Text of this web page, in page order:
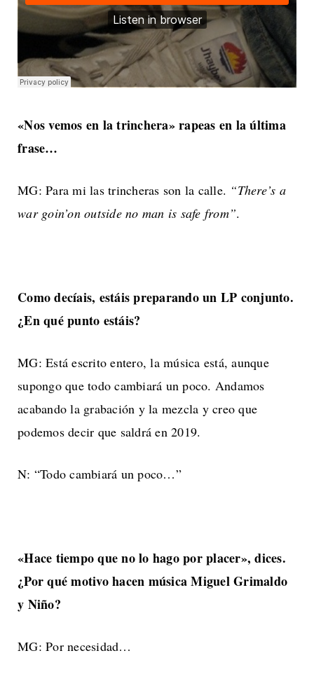
«Nos vemos en la trinchera» rapeas en la última
frase…
MG: Para mi las trincheras son la calle. “There’s a
war goin’on outside no man is safe from”.
Como decíais, estáis preparando un LP conjunto.
¿En qué punto estáis?
MG: Está escrito entero, la música está, aunque
supongo que todo cambiará un poco. Andamos
acabando la grabación y la mezcla y creo que
podemos decir que saldrá en 2019.
N: “Todo cambiará un poco…”
«Hace tiempo que no lo hago por placer», dices.
¿Por qué motivo hacen música Miguel Grimaldo
y Niño?
MG: Por necesidad…